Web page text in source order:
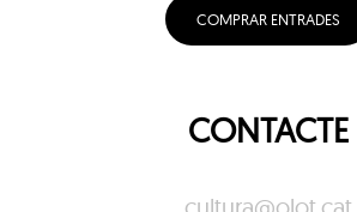
COMPRAR ENTRADES
CONTACTE